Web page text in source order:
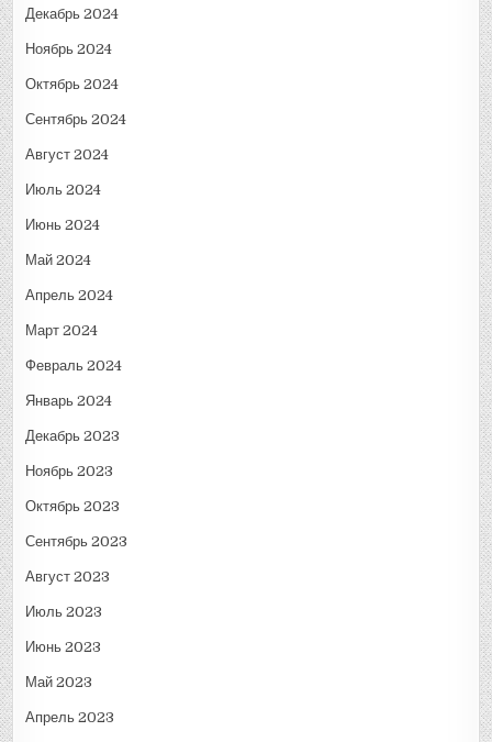
Декабрь 2024
Ноябрь 2024
Октябрь 2024
Сентябрь 2024
Август 2024
Июль 2024
Июнь 2024
Май 2024
Апрель 2024
Март 2024
Февраль 2024
Январь 2024
Декабрь 2023
Ноябрь 2023
Октябрь 2023
Сентябрь 2023
Август 2023
Июль 2023
Июнь 2023
Май 2023
Апрель 2023